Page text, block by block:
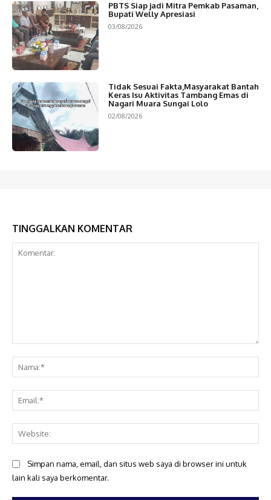
PBTS Siap jadi Mitra Pemkab Pasaman,
Bupati Welly Apresiasi
03/08/2026
Tidak Sesuai Fakta,Masyarakat Bantah
Keras Isu Aktivitas Tambang Emas di
Nagari Muara Sungai Lolo
02/08/2026
TINGGALKAN KOMENTAR
Simpan nama, email, dan situs web saya di browser ini untuk
lain kali saya berkomentar.